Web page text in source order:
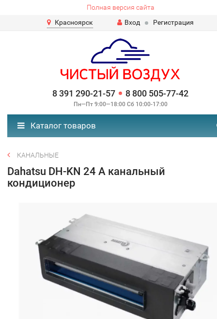
Полная версия сайта
Красноярск
Вход Регистрация
8 391 290-21-57 8 800 505-77-42
Пн—Пт 9:00—18:00 Сб 10:00-17:00
Каталог товаров
КАНАЛЬНЫЕ
Dahatsu DH-KN 24 А канальный
кондиционер